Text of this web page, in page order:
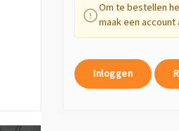
Om te bestellen
maak een account
Inloggen